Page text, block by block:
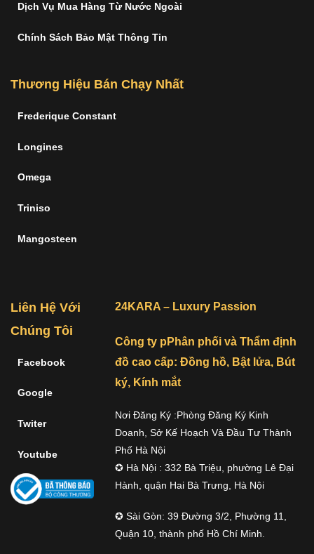
Dịch Vụ Mua Hàng Từ Nước Ngoài
Chính Sách Bảo Mật Thông Tin
Thương Hiệu Bán Chạy Nhất
Frederique Constant
Longines
Omega
Triniso
Mangosteen
Liên Hệ Với
Chúng Tôi
Facebook
Google
Twiter
Youtube
24KARA – Luxury Passion
Công ty pPhân phối và Thẩm định
đồ cao cấp: Đồng hồ, Bật lửa, Bút
ký, Kính mắt
Nơi Đăng Ký :Phòng Đăng Ký Kinh
Doanh, Sở Kế Hoạch Và Đầu Tư Thành
Phố Hà Nội
✪ Hà Nội : 332 Bà Triệu, phường Lê Đại
Hành, quận Hai Bà Trưng, Hà Nội
✪ Sài Gòn: 39 Đường 3/2, Phường 11,
Quận 10, thành phố Hồ Chí Minh.